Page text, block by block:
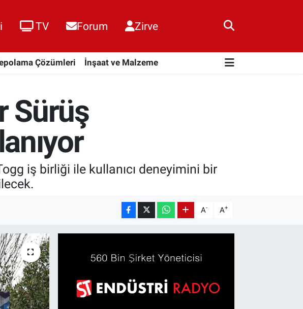
TV Forum Zirve
Çözümleri İnşaat ve Malzeme
Sürüş
iş birliği ile kullanıcı deneyimini bir
A- A+